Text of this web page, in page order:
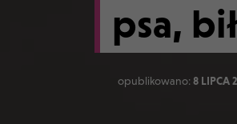
psa,
opublikowano: 8 LIPCA